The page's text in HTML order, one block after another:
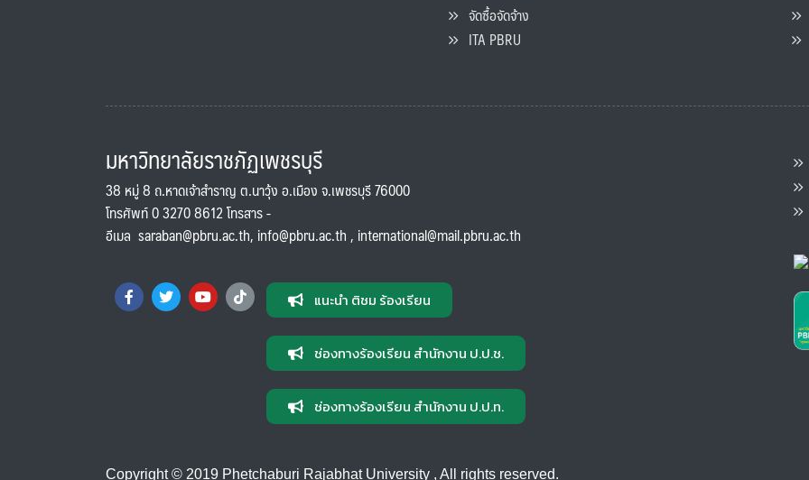
จัดซื้อจัดจ้าง
ITA PBRU
มหาวิทยาลัยราชภัฏเพชรบุรี
38 หมู่ 8 ถ.หาดเจ้าสำราญ ต.นาวุ้ง อ.เมือง จ.เพชรบุรี 76000
โทรศัพท์ 0 3270 8612 โทรสาร -
อีเมล saraban@pbru.ac.th, info@pbru.ac.th, international@mail.pbru.ac.th
แนะนำ ติชม ร้องเรียน
ช่องทางร้องเรียน สำนักงาน ป.ป.ช.
ช่องทางร้องเรียน สำนักงาน ป.ป.ท.
Copyright © 2019 Phetchaburi Rajabhat University , All rights reserved.